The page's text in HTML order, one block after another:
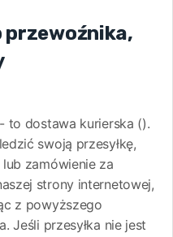
przewoźnika,
to dostawa kurierska ().
swoją przesyłkę,
lub zamówienie za
strony internetowej,
z powyższego
Jeśli przesyłka nie jest